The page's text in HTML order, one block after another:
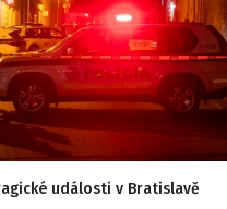
události v Bratislavě